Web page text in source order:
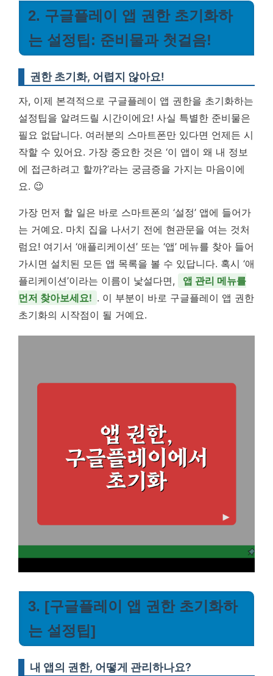
2. 구글플레이 앱 권한 초기화하
는 설정팁: 준비물과 첫걸음!
권한 초기화, 어렵지 않아요!
자, 이제 본격적으로 구글플레이 앱 권한을 초기화하는
설정팁을 알려드릴 시간이에요! 사실 특별한 준비물은
필요 없답니다. 여러분의 스마트폰만 있다면 언제든 시
작할 수 있어요. 가장 중요한 것은 ‘이 앱이 왜 내 정보
에 접근하려고 할까?’라는 궁금증을 가지는 마음이에
요. 😉
가장 먼저 할 일은 바로 스마트폰의 ‘설정’ 앱에 들어가
는 거예요. 마치 집을 나서기 전에 현관문을 여는 것처
럼요! 여기서 ‘애플리케이션’ 또는 ‘앱’ 메뉴를 찾아 들어
가시면 설치된 모든 앱 목록을 볼 수 있답니다. 혹시 ‘애
플리케이션’이라는 이름이 낯설다면,
앱 관리 메뉴를
먼저 찾아보세요! . 이 부분이 바로 구글플레이 앱 권한
초기화의 시작점이 될 거예요.
3. [구글플레이 앱 권한 초기화하
는 설정팁]
내 앱의 권한, 어떻게 관리하나요?